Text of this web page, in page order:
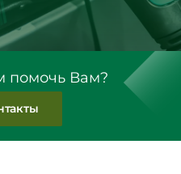
Вам?